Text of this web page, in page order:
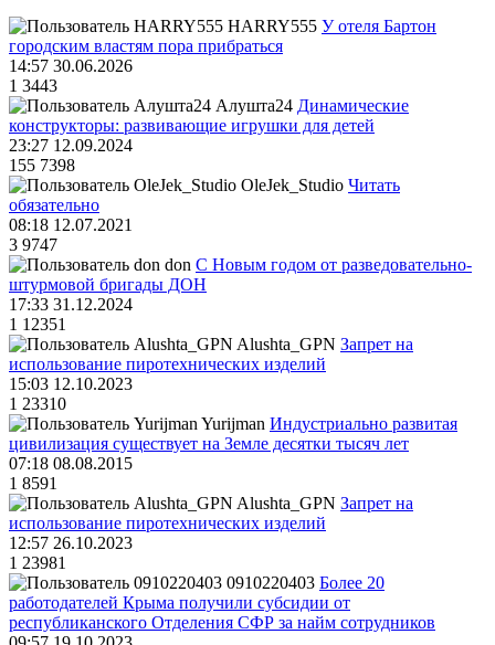
HARRY555 У отеля Бартон
городским властям пора прибраться
14:57 30.06.2026
1 3443
Алушта24 Динамические
конструкторы: развивающие игрушки для детей
23:27 12.09.2024
155 7398
OleJek_Studio Читать
обязательно
08:18 12.07.2021
3 9747
don С Новым годом от разведовательно-
штурмовой бригады ДОН
17:33 31.12.2024
1 12351
Alushta_GPN Запрет на
использование пиротехнических изделий
15:03 12.10.2023
1 23310
Yurijman Индустриально развитая
цивилизация существует на Земле десятки тысяч лет
07:18 08.08.2015
1 8591
Alushta_GPN Запрет на
использование пиротехнических изделий
12:57 26.10.2023
1 23981
0910220403 Более 20
работодателей Крыма получили субсидии от
республиканского Отделения СФР за найм сотрудников